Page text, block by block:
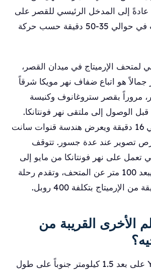
إلى المدخل الرئيسي للقصر على
فونتانكا إمبانكمينت في حوالي 35-50 دقيقة حسب حركة
لمتحف الإرميتاج في ميدان القصر،
جمالاً هو اتباع ضفاف نهر مويكا شرقاً
كيلومتر، مروراً بقصر ستروغانوف وكنيسة
الوصول إلى ملتقى نهر فونتانكا.
يستغرق هذا المشي 16 دقيقة ويعرض هندسة قنوات سانت
تصوير عند عدة جسور. تتوقف
تعمل على نهر فونتانكا من مايو إلى
أكتوبر عند رصيف يبعد 100 متر عن المتحف، وتقدم رحلة
الأخرى القريبة من
يقع قصر Yusupov على بعد 1.5 كيلومتر جنوباً على طول